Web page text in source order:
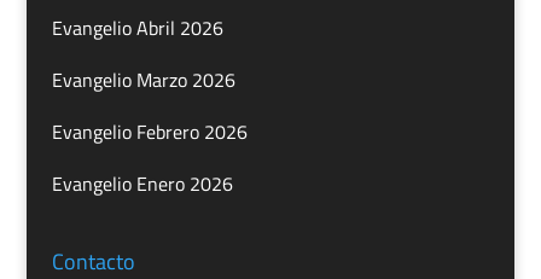
Evangelio Abril 2026
Evangelio Marzo 2026
Evangelio Febrero 2026
Evangelio Enero 2026
Contacto